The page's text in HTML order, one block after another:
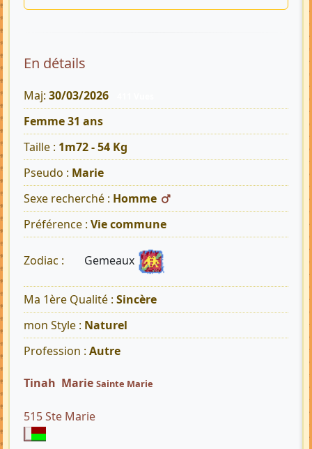
En détails
Maj: 30/03/2026
Femme 31 ans
Taille : 1m72 - 54 Kg
Pseudo : Marie
Sexe recherché : Homme
Préférence : Vie commune
Zodiac : Gemeaux
Ma 1ère Qualité : Sincère
mon Style : Naturel
Profession : Autre
Tinah Marie Sainte Marie
515 Ste Marie